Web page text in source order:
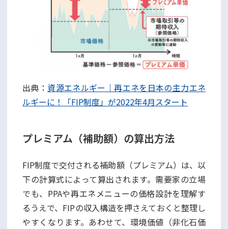
出典： 資源エネルギー｜再エネを日本の主力エネ
ルギーに！「FIP制度」が2022年4月スタート
プレミアム（補助額）の算出方法
FIP制度で交付される補助額（プレミアム）は、以
下の計算式によって算出されます。需要家の立場
でも、PPAや再エネメニューの価格設計を理解す
るうえで、FIPの収入構造を押さえておくと整理し
やすくなります。あわせて、環境価値（非化石価